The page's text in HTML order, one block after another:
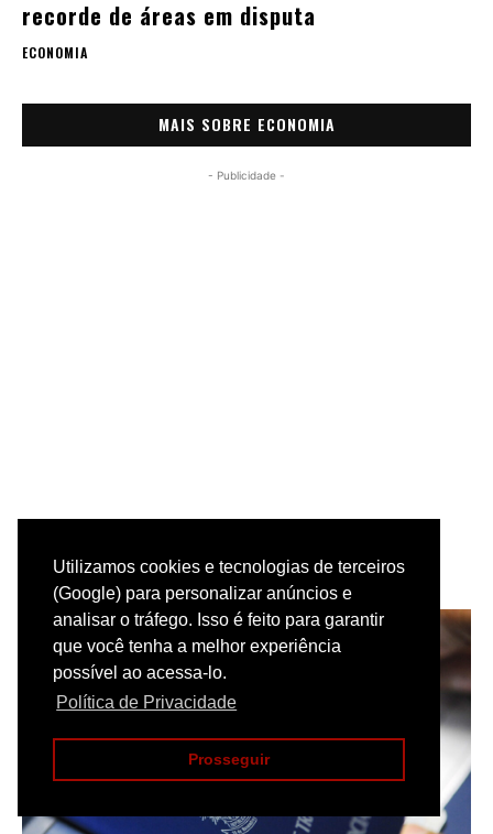
Utilizamos cookies e tecnologias de terceiros
(Google) para personalizar anúncios e
analisar o tráfego. Isso é feito para garantir
que você tenha a melhor experiência
possível ao acessa-lo.
Política de Privacidade
Prosseguir
recorde de áreas em disputa
ECONOMIA
MAIS SOBRE ECONOMIA
- Publicidade -
CONCURSO E EMPREGO